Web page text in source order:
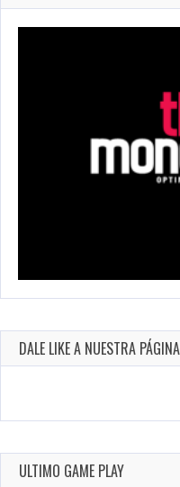
DALE LIKE A NUESTRA
ULTIMO GAME PLAY